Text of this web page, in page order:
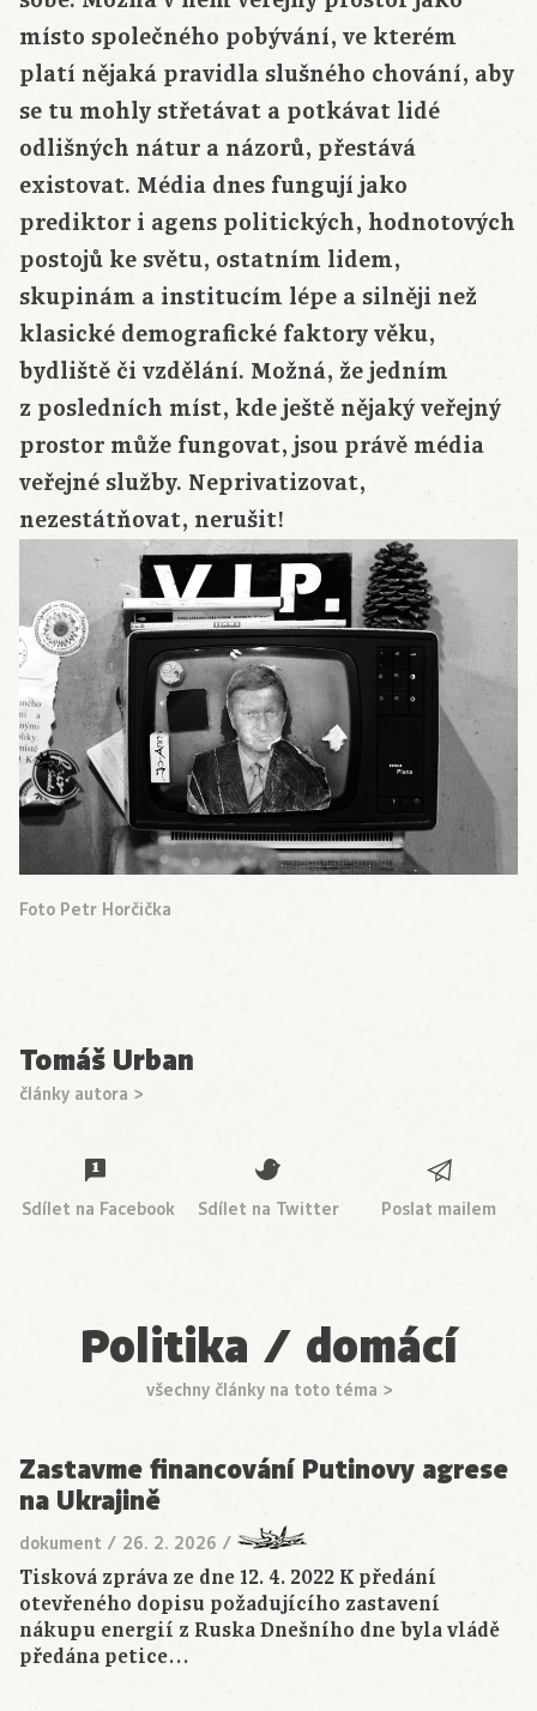
místo společného pobývání, ve kterém
platí nějaká pravidla slušného chování, aby
se tu mohly střetávat a potkávat lidé
odlišných nátur a názorů, přestává
existovat. Média dnes fungují jako
prediktor i agens politických, hodnotových
postojů ke světu, ostatním lidem,
skupinám a institucím lépe a silněji než
klasické demografické faktory věku,
bydliště či vzdělání. Možná, že jedním
z posledních míst, kde ještě nějaký veřejný
prostor může fungovat, jsou právě média
veřejné služby. Neprivatizovat,
nezestátňovat, nerušit!
Foto Petr Horčička
Tomáš Urban
články autora >
Sdílet na Facebook Sdílet na Twitter Poslat mailem
Politika / domácí
všechny články na toto téma >
Zastavme financování Putinovy agrese
na Ukrajině
dokument / 26. 2. 2026 /
Tisková zpráva ze dne 12. 4. 2022 K předání
otevřeného dopisu požadujícího zastavení
nákupu energií z Ruska Dnešního dne byla vládě
předána petice…